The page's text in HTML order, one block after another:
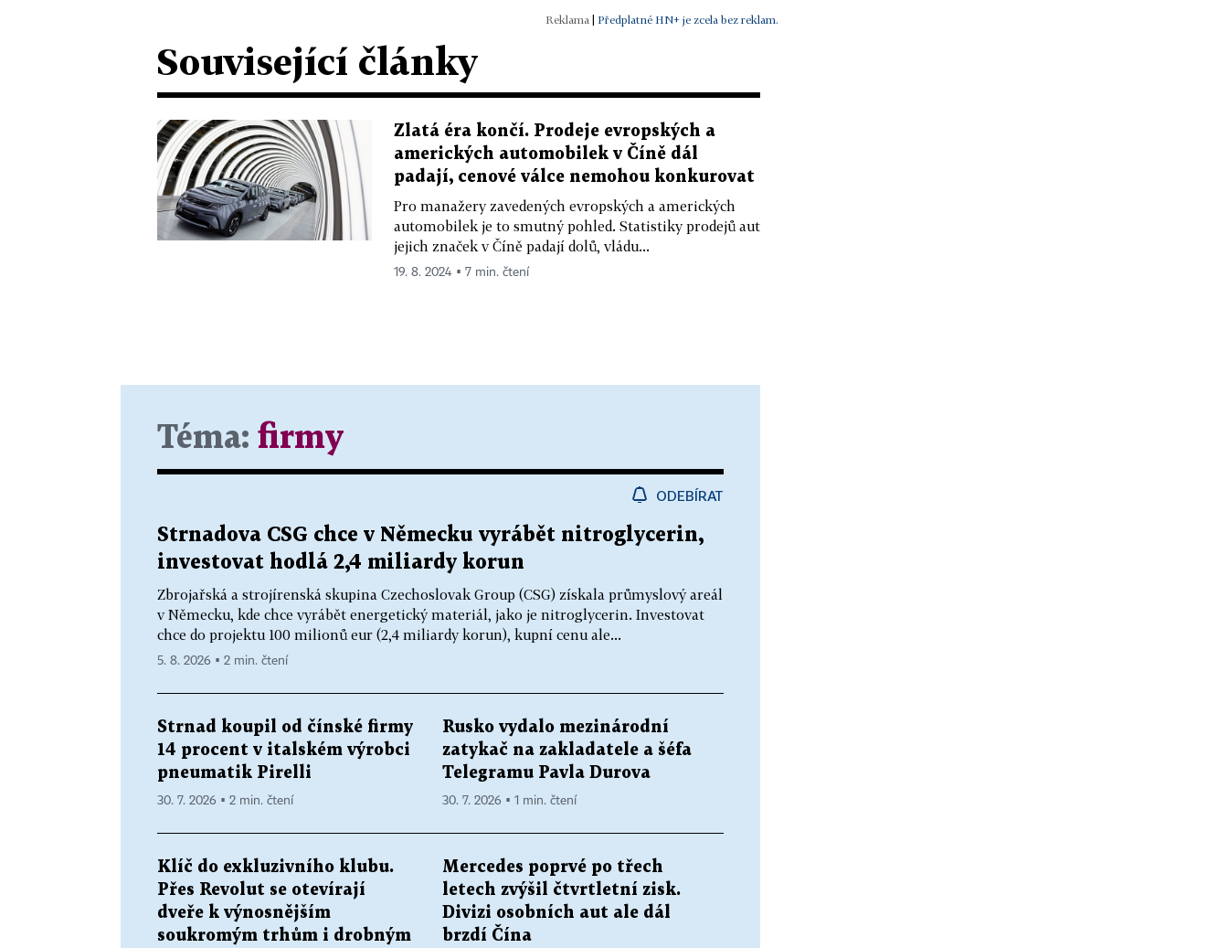
| Předplatné HN+ je zcela bez reklam.
Související články
Zlatá éra končí. Prodeje evropských a
amerických automobilek v Číně dál
padají, cenové válce nemohou konkurovat
Pro manažery zavedených evropských a amerických
automobilek je to smutný pohled. Statistiky prodejů aut
jejich značek v Číně padají dolů, vládu...
19. 8. 2024 ▪ 7 min. čtení
Téma: firmy
ODEBÍRAT
Strnadova CSG chce v Německu vyrábět nitroglycerin,
investovat hodlá 2,4 miliardy korun
Zbrojařská a strojírenská skupina Czechoslovak Group (CSG) získala průmyslový areál
v Německu, kde chce vyrábět energetický materiál, jako je nitroglycerin. Investovat
chce do projektu 100 milionů eur (2,4 miliardy korun), kupní cenu ale...
5. 8. 2026 ▪ 2 min. čtení
Strnad koupil od čínské firmy
14 procent v italském výrobci
pneumatik Pirelli
30. 7. 2026 ▪ 2 min. čtení
Rusko vydalo mezinárodní
zatykač na zakladatele a šéfa
Telegramu Pavla Durova
30. 7. 2026 ▪ 1 min. čtení
Klíč do exkluzivního klubu.
Přes Revolut se otevírají
dveře k výnosnějším
soukromým trhům i drobným
Mercedes poprvé po třech
letech zvýšil čtvrtletní zisk.
Divizi osobních aut ale dál
brzdí Čína